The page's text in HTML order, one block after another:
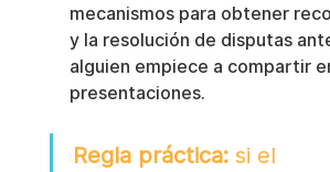
mecanismos para obtener
y la resolución de disputas
alguien empiece a compartir
presentaciones.
Regla práctica: si el